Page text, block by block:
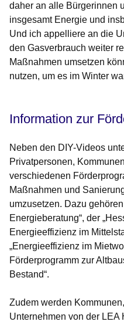
daher an alle Bürgerinnen
insgesamt Energie und
Und ich appelliere an die
den Gasverbrauch weiter
Maßnahmen umsetzen
nutzen, um es im Winter
Information zur
Neben den DIY-Videos
Privatpersonen,
verschiedenen
Maßnahmen und
umzusetzen. Dazu
Energieberatung“, der
Energieeffizienz im
„Energieeffizienz im
Förderprogramm zur
Bestand“.
Zudem werden
Unternehmen von der LEA